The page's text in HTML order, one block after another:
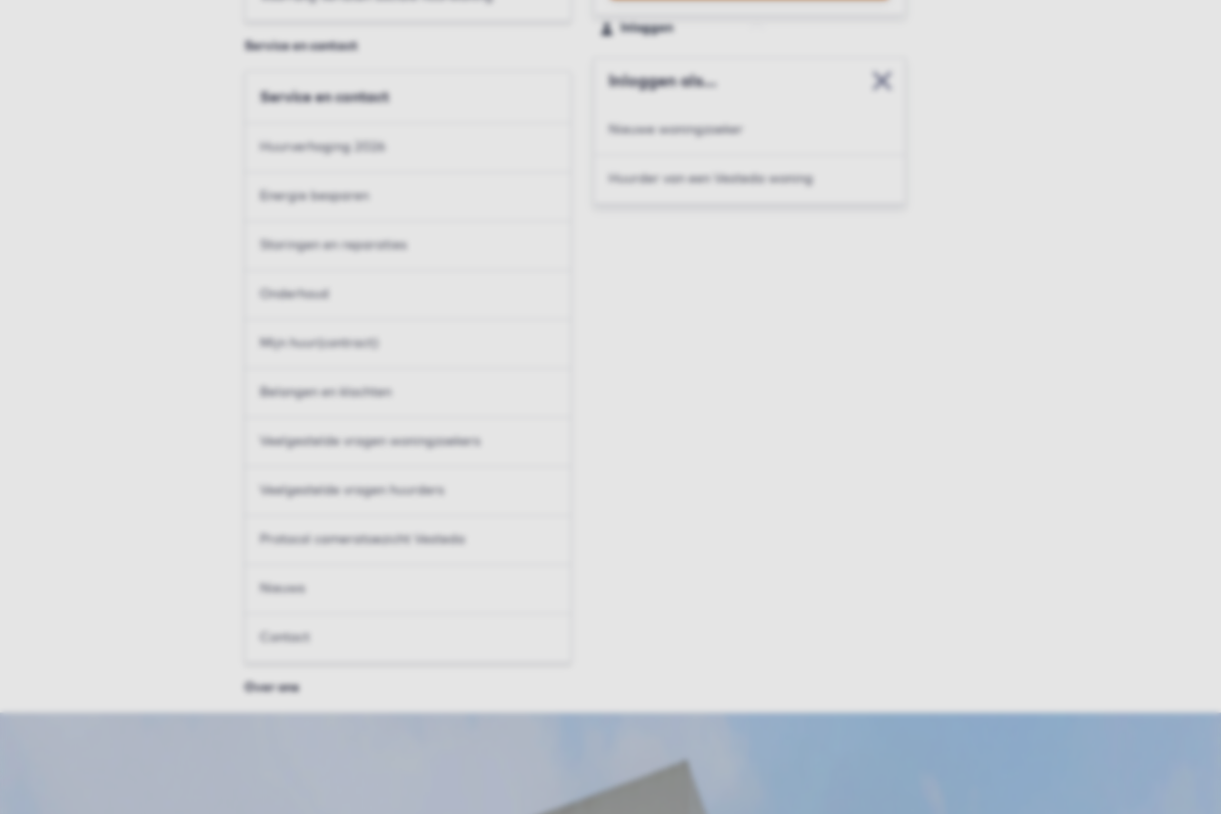
Service en contact
Service en contact
Huurverhoging 2026
Energie besparen
Storingen en reparaties
Onderhoud
Mijn huur(contract)
Belangen en klachten
Veelgestelde vragen woningzoekers
Veelgestelde vragen huurders
Protocol cameratoezicht Vesteda
Nieuws
Contact
Over ons
Inloggen
Inloggen als...
Sluit modal
Nieuwe woningzoeker
Huurder van een Vesteda woning